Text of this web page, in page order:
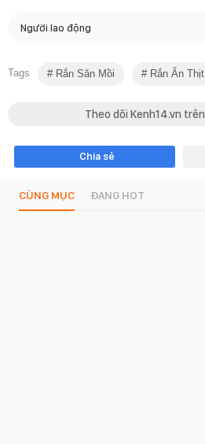
Người lao động
Tags Rắn Săn Mồi Rắn Ăn Thịt
Theo dõi Kenh14.vn trên
Chia sẻ
CÙNG MỤC ĐANG HOT